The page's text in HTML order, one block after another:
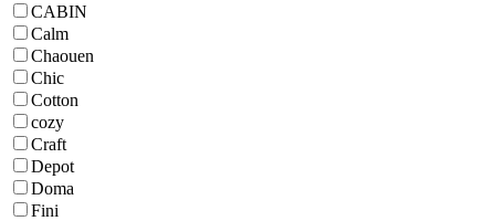
CABIN
Calm
Chaouen
Chic
Cotton
cozy
Craft
Depot
Doma
Fini